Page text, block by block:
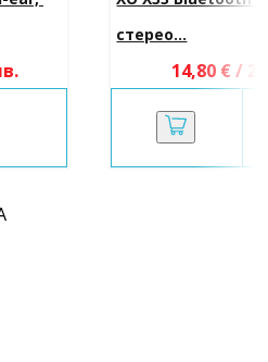
стерео...
14,80 € /